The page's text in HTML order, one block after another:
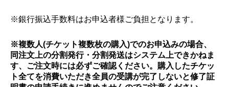
※銀行振込手数料はお申込者様ご負担となります。
※複数人(チケット複数枚の購入)でのお申込みの場合、
同注文上の分割発行・分割発送はシステム上できかねま
す、ご注文時には必ずご確認ください。購入したチケッ
ト全てを消費いただき全員の受講が完了しないと修了証